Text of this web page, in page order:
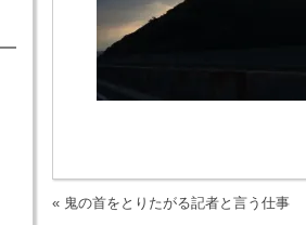
« 鬼の首をとりたがる記者と言う仕事